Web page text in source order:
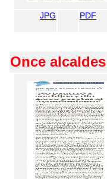
JPG PDF
Once